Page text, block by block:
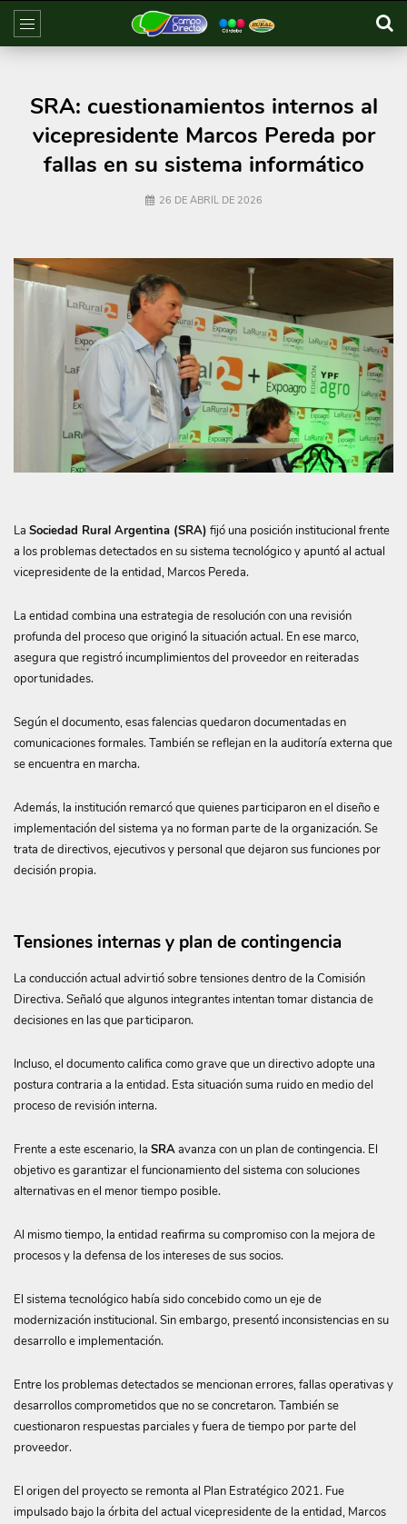
SRA: cuestionamientos internos al
vicepresidente Marcos Pereda por
fallas en su sistema informático
26 DE ABRIL DE 2026
La Sociedad Rural Argentina (SRA) fijó una posición institucional frente
a los problemas detectados en su sistema tecnológico y apuntó al actual
vicepresidente de la entidad, Marcos Pereda.
La entidad combina una estrategia de resolución con una revisión
profunda del proceso que originó la situación actual. En ese marco,
asegura que registró incumplimientos del proveedor en reiteradas
oportunidades.
Según el documento, esas falencias quedaron documentadas en
comunicaciones formales. También se reflejan en la auditoría externa que
se encuentra en marcha.
Además, la institución remarcó que quienes participaron en el diseño e
implementación del sistema ya no forman parte de la organización. Se
trata de directivos, ejecutivos y personal que dejaron sus funciones por
decisión propia.
Tensiones internas y plan de contingencia
La conducción actual advirtió sobre tensiones dentro de la Comisión
Directiva. Señaló que algunos integrantes intentan tomar distancia de
decisiones en las que participaron.
Incluso, el documento califica como grave que un directivo adopte una
postura contraria a la entidad. Esta situación suma ruido en medio del
proceso de revisión interna.
Frente a este escenario, la SRAavanza con un plan de contingencia. El
objetivo es garantizar el funcionamiento del sistema con soluciones
alternativas en el menor tiempo posible.
Al mismo tiempo, la entidad reafirma su compromiso con la mejora de
procesos y la defensa de los intereses de sus socios.
El sistema tecnológico había sido concebido como un eje de
modernización institucional. Sin embargo, presentó inconsistencias en su
desarrollo e implementación.
Entre los problemas detectados se mencionan errores, fallas operativas y
desarrollos comprometidos que no se concretaron. También se
cuestionaron respuestas parciales y fuera de tiempo por parte del
proveedor.
El origen del proyecto se remonta al Plan Estratégico 2021. Fue
impulsado bajo la órbita del actual vicepresidente de la entidad, Marcos